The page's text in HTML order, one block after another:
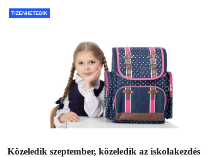
TIZENHETEDIK
Közeledik szeptember, közeledik az iskolakezdés